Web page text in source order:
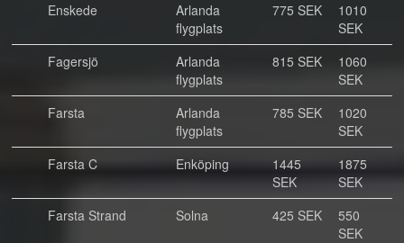
Enskede
Arlanda
flygplats
775 SEK
1010
SEK
Fagersjö
Arlanda
flygplats
815 SEK
1060
SEK
Farsta
Arlanda
flygplats
785 SEK
1020
SEK
Farsta C
Enköping
1445
SEK
1875
SEK
Farsta Strand
Solna 425 SEK
550
SEK